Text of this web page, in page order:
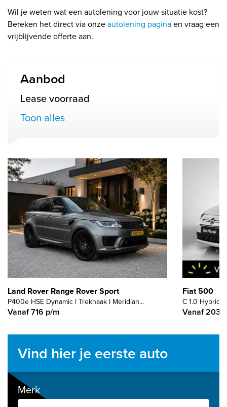
Wil je weten wat een autolening voor jouw situatie kost?
Bereken het direct via onzeautolening paginaen vraag een
vrijblijvende offerte aan.
Aanbod
Lease voorraad
Toon alles
Land Rover Range Rover Sport
P400e HSE Dynamic l Trekhaak l Meridian...
Vanaf 716 p/m
Fiat 500
C 1.0 Hybrid
Vanaf 203
Vind hier je eerste auto
Merk